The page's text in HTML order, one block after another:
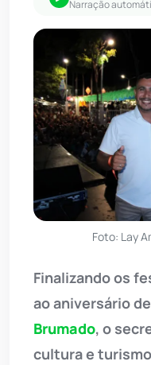
Narração
Foto: Lay
Finalizando os
ao aniversário
Brumado, o
cultura e